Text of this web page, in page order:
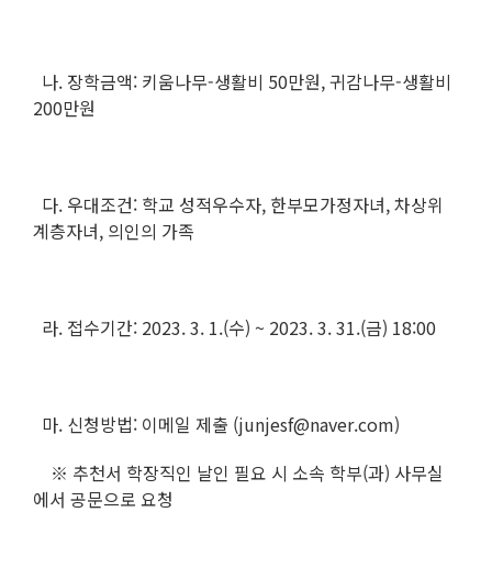
나. 장학금액: 키움나무-생활비 50만원, 귀감나무-생활비
200만원
다. 우대조건: 학교 성적우수자, 한부모가정자녀, 차상위
계층자녀, 의인의 가족
라. 접수기간: 2023. 3. 1.(수) ~ 2023. 3. 31.(금) 18:00
마. 신청방법: 이메일 제출 (junjesf@naver.com)
※ 추천서 학장직인 날인 필요 시 소속 학부(과) 사무실
에서 공문으로 요청